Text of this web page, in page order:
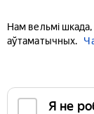
Нам вельмі
аўтаматычных.
Я не